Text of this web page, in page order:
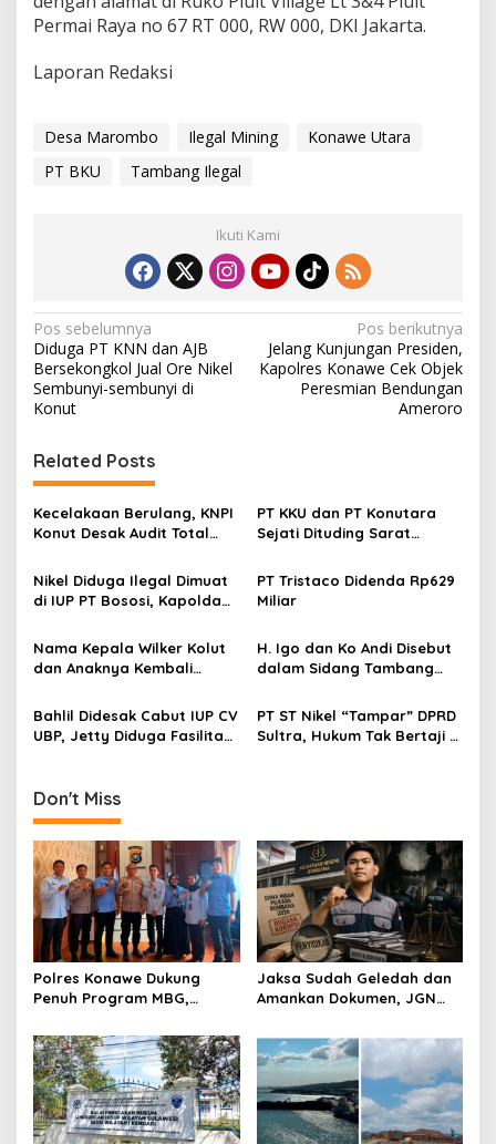
Permai Raya no 67 RT 000, RW 000, DKI Jakarta.
Laporan Redaksi
Desa Marombo Ilegal Mining
Konawe Utara
PT BKU
Tambang Ilegal
Ikuti Kami
N
a
v
i
g
a
s
i
p
o
s
Pos sebelumnya
Diduga PT KNN dan AJB
Bersekongkol Jual Ore Nikel
Sembunyi-sembunyi di
Konut
Pos berikutnya
Jelang Kunjungan Presiden,
Kapolres Konawe Cek Objek
Peresmian Bendungan
Ameroro
Related Posts
Kecelakaan Berulang, KNPI
Konut Desak Audit Total
SPL
PT KKU dan PT Konutara
Sejati Dituding Sarat
Dinilai Bom Waktu
Nikel Diduga Ilegal Dimuat
di IUP PT Bososi, Kapolda
PT Tristaco Didenda Rp629
Miliar
Nama Kepala Wilker Kolut
dan Anaknya Kembali
Kasus Korupsi Tambang
Nikel
H. Igo dan Ko Andi Disebut
dalam Sidang Tambang
Lindungi?
Bahlil Didesak Cabut IUP CV
UBP, Jetty Diduga Fasilitasi
PT ST Nikel “Tampar” DPRD
Sultra, Hukum Tak Bertaji di
Don't Miss
Polres Konawe Dukung
Penuh Program MBG,
Sasaran dan Sesuai Aturan
Jaksa Sudah Geledah dan
Amankan Dokumen, JGN
Tersangka Dana Hibah
Pilkada Bombana